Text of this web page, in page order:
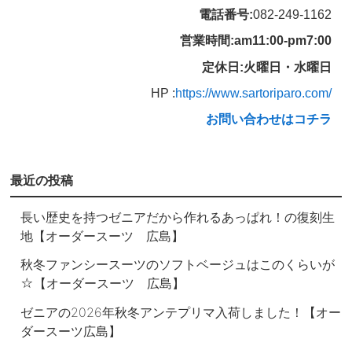
電話番号:082-249-1162
営業時間:am11:00-pm7:00
定休日:火曜日・水曜日
HP :https://www.sartoriparo.com/
お問い合わせはコチラ
最近の投稿
長い歴史を持つゼニアだから作れるあっぱれ！の復刻生
地【オーダースーツ 広島】
秋冬ファンシースーツのソフトベージュはこのくらいが
☆【オーダースーツ 広島】
ゼニアの2026年秋冬アンテプリマ入荷しました！【オー
ダースーツ広島】